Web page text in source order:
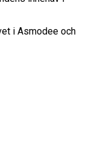
i Asmodee och